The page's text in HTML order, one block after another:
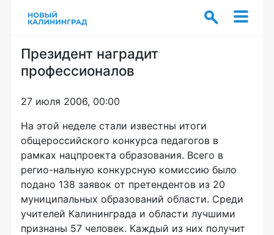
Президент наградит
профессионалов
27 июля 2006, 00:00
На этой неделе стали известны итоги
общероссийского конкурса педагогов в
рамках нацпроекта образования. Всего в
регио-нальную конкурсную комиссию было
подано 138 заявок от претендентов из 20
муниципальных образований области. Среди
учителей Калининграда и области лучшими
признаны 57 человек. Каждый из них получит